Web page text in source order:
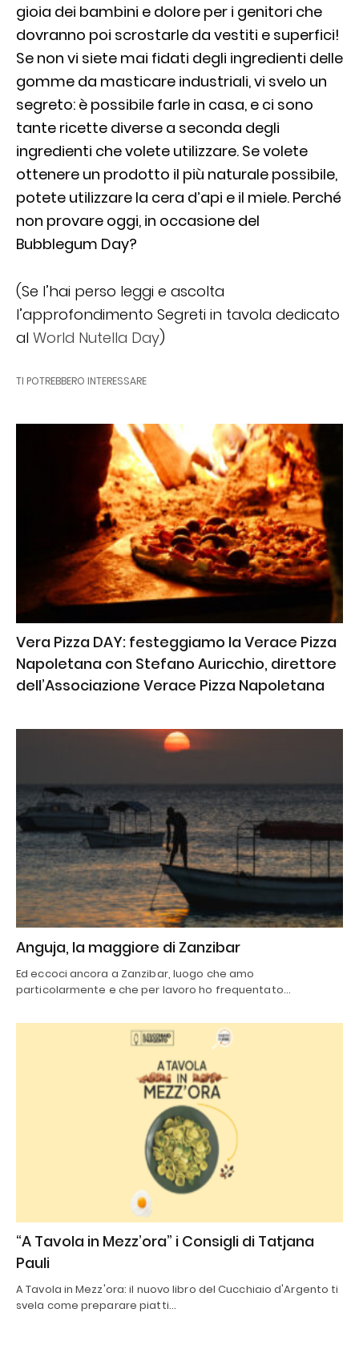
gioia dei bambini e dolore per i genitori che
dovranno poi scrostarle da vestiti e superfici!
Se non vi siete mai fidati degli ingredienti delle
gomme da masticare industriali, vi svelo un
segreto: è possibile farle in casa, e ci sono
tante ricette diverse a seconda degli
ingredienti che volete utilizzare. Se volete
ottenere un prodotto il più naturale possibile,
potete utilizzare la cera d’api e il miele. Perché
non provare oggi, in occasione del
Bubblegum Day?
(Se l’hai perso leggi e ascolta
l’approfondimento Segreti in tavola dedicato
al World Nutella Day)
TI POTREBBERO INTERESSARE
Vera Pizza DAY: festeggiamo la Verace Pizza
Napoletana con Stefano Auricchio, direttore
dell’Associazione Verace Pizza Napoletana
Anguja, la maggiore di Zanzibar
Ed eccoci ancora a Zanzibar, luogo che amo
particolarmente e che per lavoro ho frequentato…
“A Tavola in Mezz’ora” i Consigli di Tatjana
Pauli
A Tavola in Mezz'ora: il nuovo libro del Cucchiaio d'Argento ti
svela come preparare piatti…